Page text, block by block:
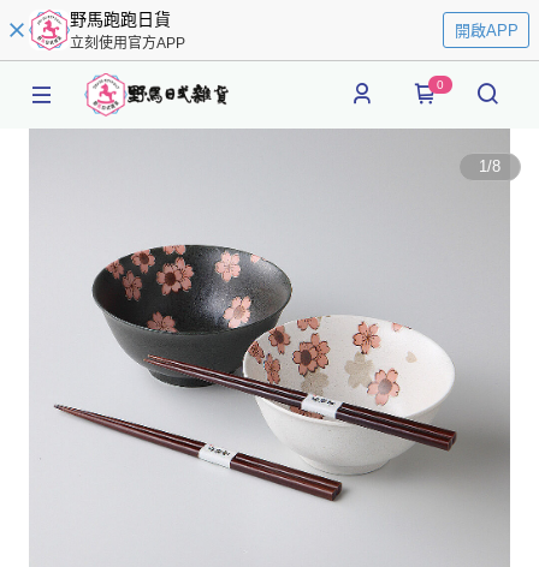
野馬跑跑日貨
立刻使用官方APP
開啟APP
0
1/8